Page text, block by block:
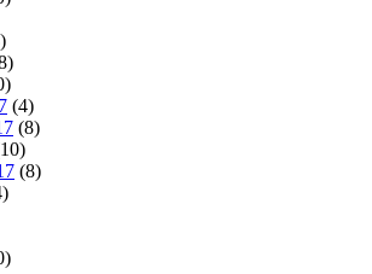
(4)
(8)
(8)